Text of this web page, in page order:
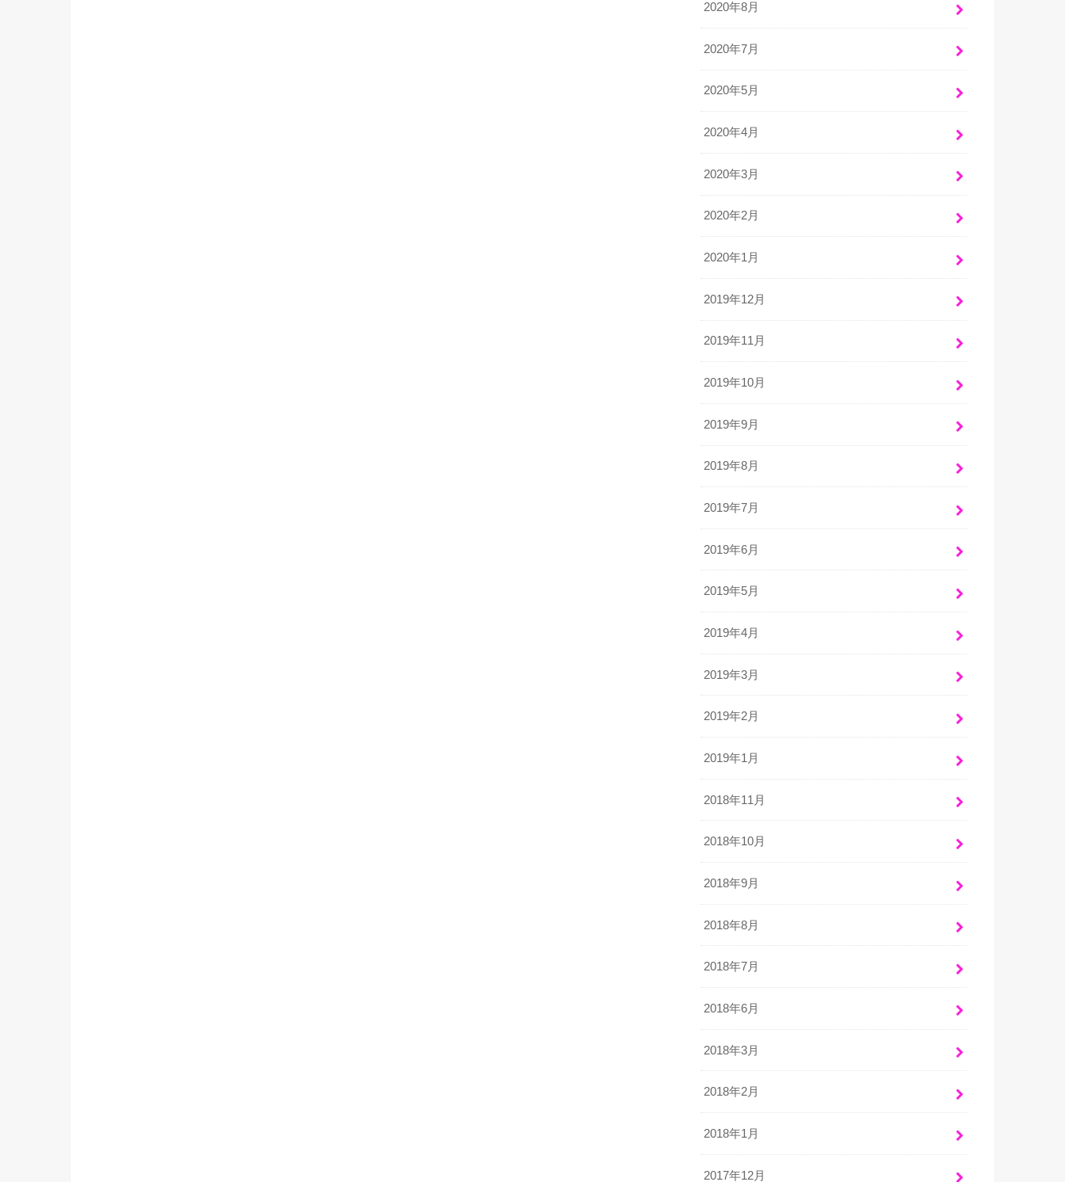
2020年8月
2020年7月
2020年5月
2020年4月
2020年3月
2020年2月
2020年1月
2019年12月
2019年11月
2019年10月
2019年9月
2019年8月
2019年7月
2019年6月
2019年5月
2019年4月
2019年3月
2019年2月
2019年1月
2018年11月
2018年10月
2018年9月
2018年8月
2018年7月
2018年6月
2018年3月
2018年2月
2018年1月
2017年12月